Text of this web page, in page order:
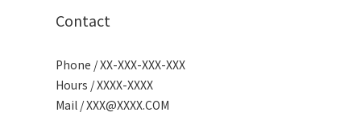
Contact
Phone / XX-XXX-XXX-XXX
Hours / XXXX-XXXX
Mail / XXX@XXXX.COM